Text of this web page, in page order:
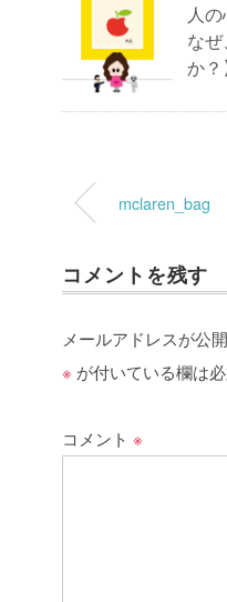
人
な
か？
mclaren_bag
コメントを残す
メールアドレスが公
※ が付いている欄は
コメント ※